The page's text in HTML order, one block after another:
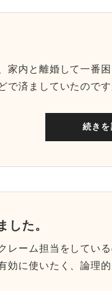
内と離婚して一番困
で済ましていたので
続きを
した。
レーム担当をしてい
効に使いたく、論理